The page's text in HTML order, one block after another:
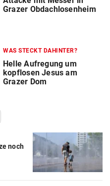
Grazer Obdachlosenheim
WAS STECKT DAHINTER?
Helle Aufregung um
kopflosen Jesus am
Grazer Dom
noch